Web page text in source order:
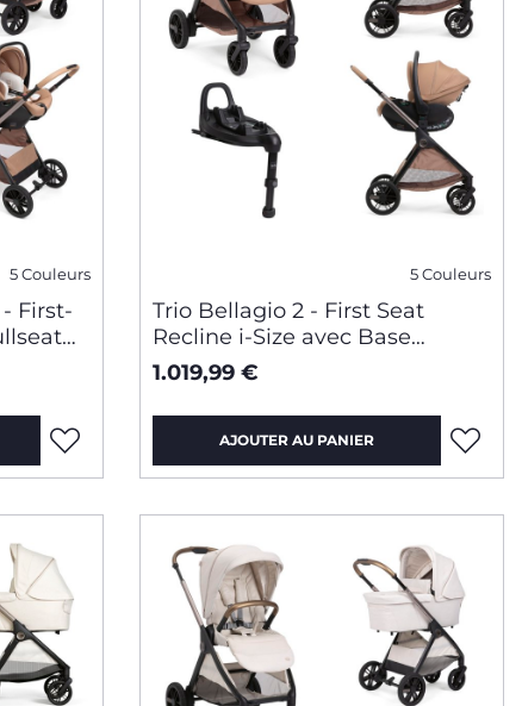
5 Couleurs
First-
5 Couleurs
Trio Bellagio 2 - First Seat
Recline i-Size avec Base
rotative
1.019,99 €
AJOUTER AU PANIER